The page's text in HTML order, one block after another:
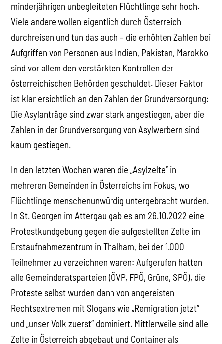
minderjährigen unbegleiteten Flüchtlinge sehr hoch.
Viele andere wollen eigentlich durch Österreich
durchreisen und tun das auch – die erhöhten Zahlen bei
Aufgriffen von Personen aus Indien, Pakistan, Marokko
sind vor allem den verstärkten Kontrollen der
österreichischen Behörden geschuldet. Dieser Faktor
ist klar ersichtlich an den Zahlen der Grundversorgung:
Die Asylanträge sind zwar stark angestiegen, aber die
Zahlen in der Grundversorgung von Asylwerbern sind
kaum gestiegen.
In den letzten Wochen waren die „Asylzelte“ in
mehreren Gemeinden in Österreichs im Fokus, wo
Flüchtlinge menschenunwürdig untergebracht wurden.
In St. Georgen im Attergau gab es am 26.10.2022 eine
Protestkundgebung gegen die aufgestellten Zelte im
Erstaufnahmezentrum in Thalham, bei der 1.000
Teilnehmer zu verzeichnen waren: Aufgerufen hatten
alle Gemeinderatsparteien (ÖVP, FPÖ, Grüne, SPÖ), die
Proteste selbst wurden dann von angereisten
Rechtsextremen mit Slogans wie „Remigration jetzt“
und „unser Volk zuerst“ dominiert. Mittlerweile sind alle
Zelte in Österreich abgebaut und Container als